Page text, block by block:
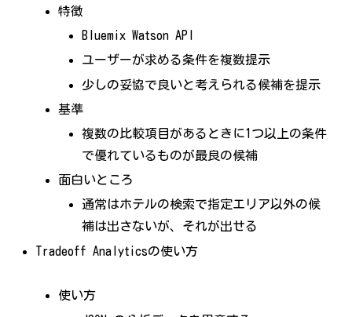
特徴
Bluemix Watson API
ユーザーが求める条件を複数提示
少しの妥協で良いと考えられる候補を提示
基準
複数の比較項目があるときに1つ以上の条件
で優れているものが最良の候補
面白いところ
通常はホテルの検索で指定エリア以外の候
補は出さないが、それが出せる
Tradeoff Analyticsの使い方
使い方